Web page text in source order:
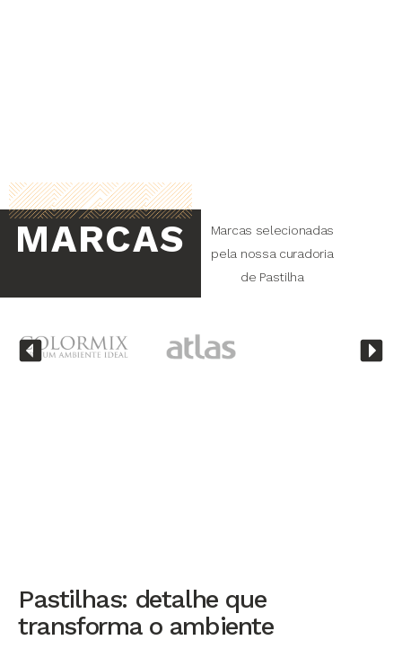
MARCAS
Marcas selecionadas
pela nossa curadoria
de Pastilha
Pastilhas: detalhe que
transforma o ambiente